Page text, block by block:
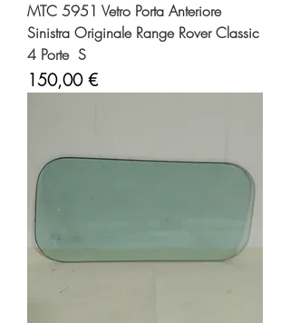
MTC 5951 Vetro Porta Anteriore
Sinistra Originale Range Rover Classic
4 Porte S
Prezzo
150,00 €